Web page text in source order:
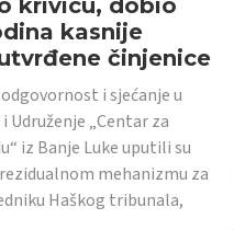
kasnije
činjenice
i sjećanje u
Udruženje „Centar za
iz Banje Luke uputili su
mehanizmu za
Haškog tribunala,